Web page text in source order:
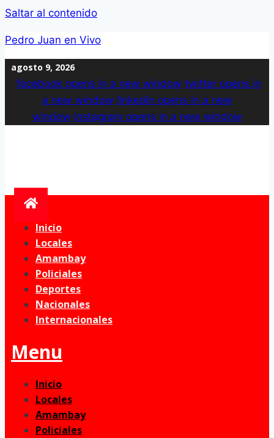
Saltar al contenido
Pedro Juan en Vivo
agosto 9, 2026
facebookopens in a new window twitteropens in
a new window linkedin opens in a new
window instagram opens in a new window
Inicio
Locales
Amambay
Policiales
Deportes
Nacionales
Internacionales
Menu
Inicio
Locales
Amambay
Policiales